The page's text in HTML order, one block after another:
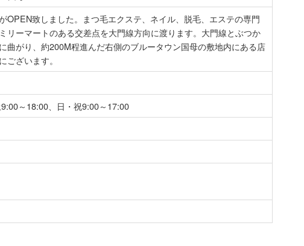
OPEN致しました。まつ毛エクステ、ネイル、脱毛、エステの専門
リーマートのある交差点を大門線方向に渡ります。大門線とぶつか
曲がり、約200M程進んだ右側のブルータウン国母の敷地内にある店
ざいます。
～18:00、日・祝9:00～17:00